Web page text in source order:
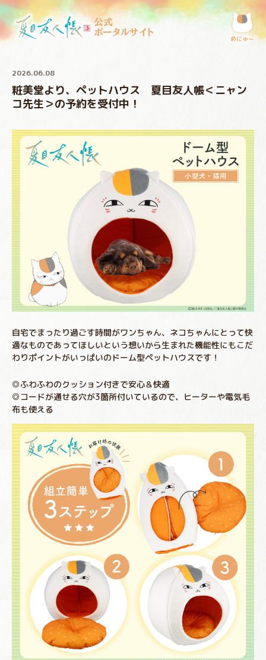
公式
ポータルサイト
めにゅ〜
2026.06.08
粧美堂より、ペットハウス 夏目友人帳＜ニャン
コ先生＞の予約を受付中！
自宅でまったり過ごす時間がワンちゃん、ネコちゃんにとって快
適なものであってほしいという想いから生まれた機能性にもこだ
わりポイントがいっぱいのドーム型ペットハウスです！
◎ふわふわのクッション付きで安心＆快適
◎コードが通せる穴が3箇所付いているので、ヒーターや電気毛
布も使える